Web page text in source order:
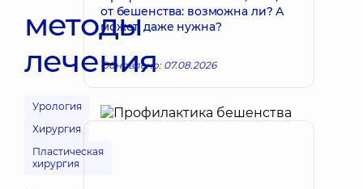
методы
лечения
Урология
Хирургия
Пластическая
хирургия
от бешенства: возможна ли? А
может, даже нужна?
Обновлено: 07.08.2026